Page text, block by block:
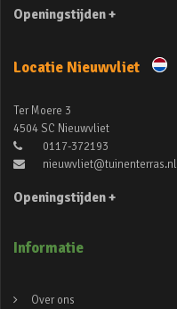
Openingstijden +
Locatie Nieuwvliet
Ter Moere 3
4504 SC Nieuwvliet
0117-372193
nieuwvliet@tuinenterras.nl
Openingstijden +
Informatie
Over ons